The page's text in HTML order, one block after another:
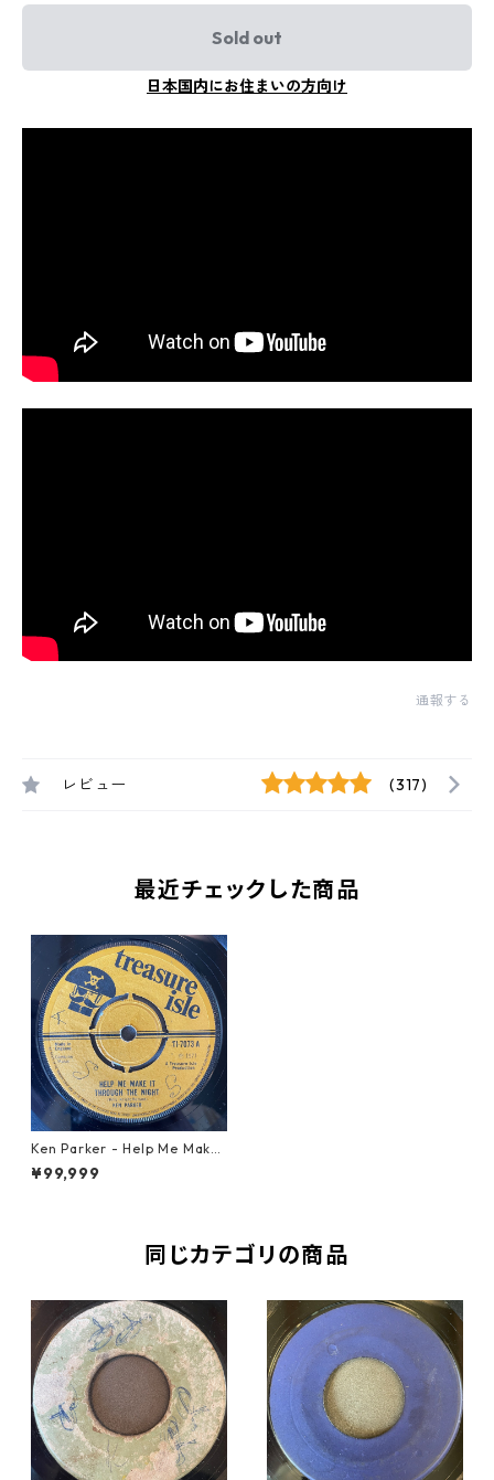
Sold out
日本国内にお住まいの方向け
通報する
レビュー (317)
最近チェックした商品
Ken Parker - Help Me Make
It Through The Night【7-217
71】
¥99,999
同じカテゴリの商品